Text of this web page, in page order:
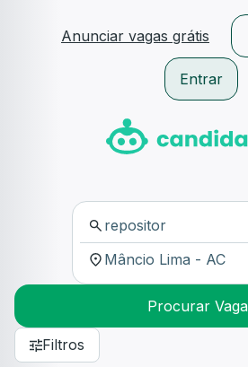
Anunciar vagas grátis
Entrar
Procurar
Filtros